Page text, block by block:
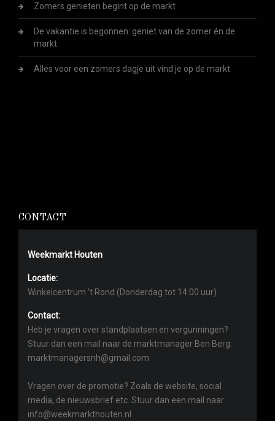
Zomers genieten begint op de markt
De vakantie is begonnen: geniet van de zomer én de
markt
Alles voor een zomers dagje uit vind je op de markt
CONTACT
Weekmarkt Houten
Locatie:
Winkelcentrum ’t Rond (Donderdag tot 14:00 uur)
Contact:
Heb je vragen over standplaatsen en vergunningen?
Stuur dan een mail naar de marktmanager Ben Berg:
marktmanagersnh@gmail.com
Vragen over de promotie? Zoals de website, social
media, de nieuwsbrief etc. Stuur dan een mail naar
info@weekmarkthouten.nl